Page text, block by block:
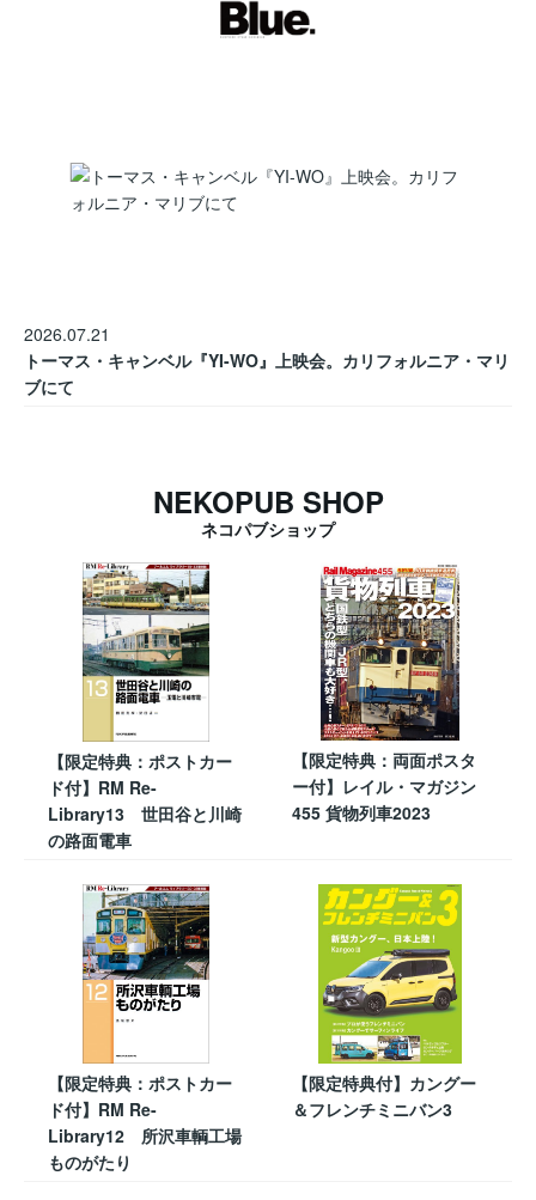
2026.07.21
トーマス・キャンベル『YI-WO』上映会。カリフォルニア・マリ
ブにて
NEKOPUB SHOP
ネコパブショップ
【限定特典：ポストカー
ド付】RM Re-
Library13 世田谷と川崎
の路面電車
【限定特典：両面ポスタ
ー付】レイル・マガジン
455 貨物列車2023
【限定特典：ポストカー
ド付】RM Re-
Library12 所沢車輌工場
ものがたり
【限定特典付】カングー
＆フレンチミニバン3